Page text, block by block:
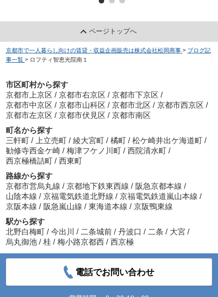
ページトップへ
京都市で一人暮らし向けの賃貸・収益企画販売は株式会社松岡商事 > ブログ記
事一覧 > ロフティ智恵光院南１
市区町村から探す
京都市上京区 / 京都市右京区 / 京都市下京区 /
京都市中京区 / 京都市山科区 / 京都市北区 / 京都市西京区 /
京都市左京区 / 京都市伏見区 / 京都市南区
町名から探す
三軒町 / 上立売町 / 綾大宮町 / 橘町 / 松ケ崎井出ケ海道町 /
勧修寺西金ケ崎 / 梅津フケノ川町 / 西院清水町 /
西京極橋詰町 / 西東町
路線から探す
京都市営烏丸線 / 京都地下鉄東西線 / 阪急京都本線 /
山陰本線 / 京福電気鉄道北野線 / 京福電気鉄道嵐山本線 /
京阪本線 / 阪急嵐山線 / 東海道本線 / 京阪鴨東線
駅から探す
北野白梅町 / 今出川 / 二条城前 / 丹波口 / 二条 / 大宮 /
烏丸御池 / 桂 / 梅小路京都西 / 西京極
電話でお問い合わせ